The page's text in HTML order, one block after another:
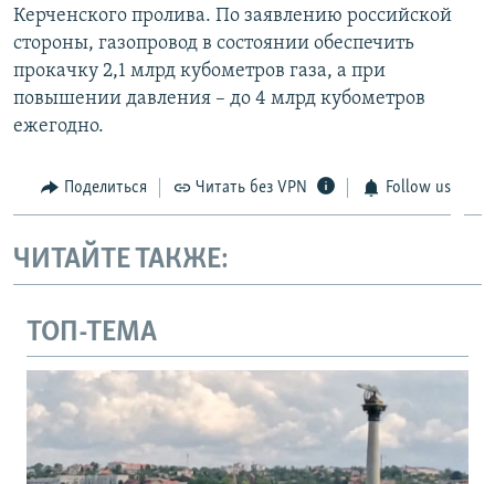
Керченского пролива. По заявлению российской
стороны, газопровод в состоянии обеспечить
прокачку 2,1 млрд кубометров газа, а при
повышении давления – до 4 млрд кубометров
ежегодно.
Поделиться Читать без VPN Follow us
ЧИТАЙТЕ ТАКЖЕ:
ТОП-ТЕМА